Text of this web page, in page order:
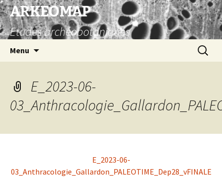
Aller
au
contenu
ARKEOMAP
Etudes archéobotaniques
Menu
E_2023-06-
E_2023-06-
03_Anthracologie_Gallardon_PALEOTIME_Dep28_vFINALE